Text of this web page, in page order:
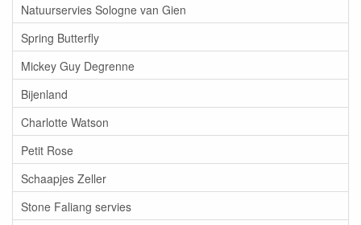
Natuurservies Sologne van Gien
Spring Butterfly
Mickey Guy Degrenne
Bijenland
Charlotte Watson
Petit Rose
Schaapjes Zeller
Stone Faliang servies